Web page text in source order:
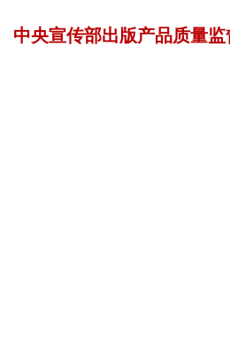
中央宣传部出版产品质量